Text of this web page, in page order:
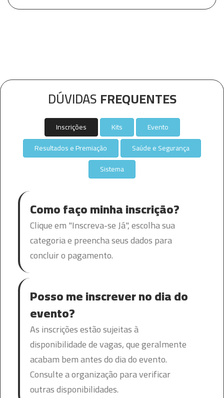
DÚVIDASFREQUENTES
Inscrições Kits
Evento
Resultados e Premiação
Saúde e Segurança
Sistema
Como faço minha inscrição?
Clique em "Inscreva-se Já", escolha sua
categoria e preencha seus dados para
concluir o pagamento.
Posso me inscrever no dia do
evento?
As inscrições estão sujeitas à
disponibilidade de vagas, que geralmente
acabam bem antes do dia do evento.
Consulte a organização para verificar
outras disponibilidades.